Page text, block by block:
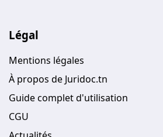
Légal
Mentions légales
À propos de Juridoc.tn
Guide complet d'utilisation
CGU